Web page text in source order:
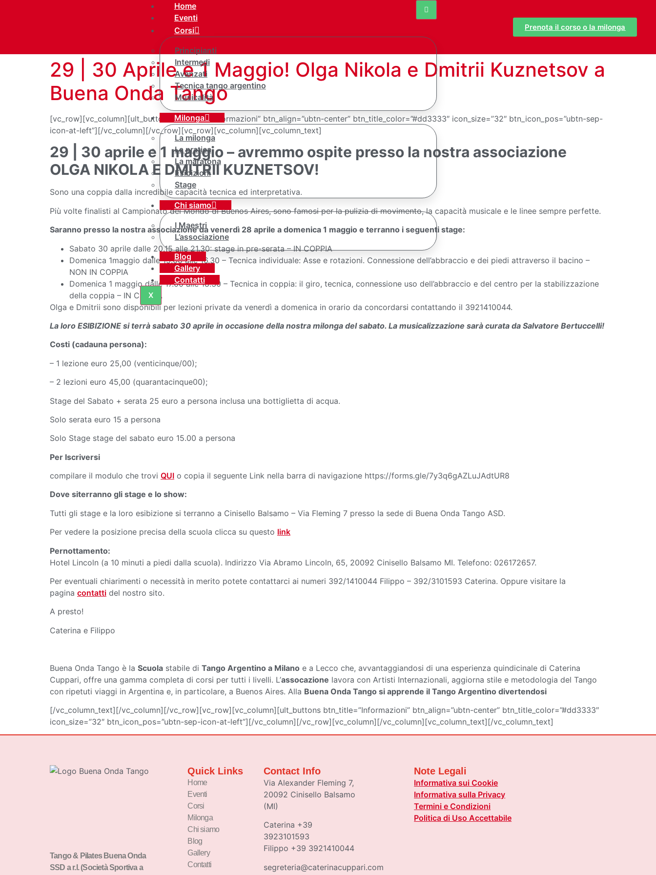
Home
Eventi
Corsi
Principianti
Intermedi
Avanzati
Tecnica tango argentino
Musicalità
Milonga
La milonga
La pratica
La maratona
Esibizioni
Stage
Chi siamo
I Maestri
L’associazione
Blog
Gallery
Contatti
X
Prenota il corso o la milonga
29 | 30 Aprile e 1 Maggio! Olga Nikola e Dmitrii Kuznetsov a
Buena Onda Tango
[vc_row][vc_column][ult_buttons btn_title=”Informazioni” btn_align=”ubtn-center” btn_title_color=”#dd3333″ icon_size=”32″ btn_icon_pos=”ubtn-sep-
icon-at-left”][/vc_column][/vc_row][vc_row][vc_column][vc_column_text]
29 | 30 aprile e 1 maggio – avremmo ospite presso la nostra associazione
OLGA NIKOLA E DMITRII KUZNETSOV!
Sono una coppia dalla incredibile capacità tecnica ed interpretativa.
Più volte finalisti al Campionato del Mondo di Buenos Aires, sono famosi per la pulizia di movimento, la capacità musicale e le linee sempre perfette.
Saranno presso la nostra associazione da venerdì 28 aprile a domenica 1 maggio e terranno i seguenti stage:
Sabato 30 aprile dalle 20.15 alle 21.30: stage in pre-serata – IN COPPIA
Domenica 1maggio dalle 15.00 alle 16.30 – Tecnica individuale: Asse e rotazioni. Connessione dell’abbraccio e dei piedi attraverso il bacino –
NON IN COPPIA
Domenica 1 maggio dalle 17.00 alle 18.30 – Tecnica in coppia: il giro, tecnica, connessione uso dell’abbraccio e del centro per la stabilizzazione
della coppia – IN COPPIA
Olga e Dmitrii sono disponibili per lezioni private da venerdì a domenica in orario da concordarsi contattando il 3921410044.
La loro ESIBIZIONE si terrà sabato 30 aprile in occasione della nostra milonga del sabato. La musicalizzazione sarà curata da Salvatore Bertuccelli!
Costi (cadauna persona):
– 1 lezione euro 25,00 (venticinque/00);
– 2 lezioni euro 45,00 (quarantacinque00);
Stage del Sabato + serata 25 euro a persona inclusa una bottiglietta di acqua.
Solo serata euro 15 a persona
Solo Stage stage del sabato euro 15.00 a persona
Per Iscriversi
compilare il modulo che trovi QUI o copia il seguente Link nella barra di navigazione https://forms.gle/7y3q6gAZLuJAdtUR8
Dove siterranno gli stage e lo show:
Tutti gli stage e la loro esibizione si terranno a Cinisello Balsamo – Via Fleming 7 presso la sede di Buena Onda Tango ASD.
Per vedere la posizione precisa della scuola clicca su questo link
Pernottamento:
Hotel Lincoln (a 10 minuti a piedi dalla scuola). Indirizzo Via Abramo Lincoln, 65, 20092 Cinisello Balsamo MI. Telefono: 026172657.
Per eventuali chiarimenti o necessità in merito potete contattarci ai numeri 392/1410044 Filippo – 392/3101593 Caterina. Oppure visitare la
pagina contatti del nostro sito.
A presto!
Caterina e Filippo
Buena Onda Tango è la Scuola stabile di Tango Argentino a Milano e a Lecco che, avvantaggiandosi di una esperienza quindicinale di Caterina
Cuppari, offre una gamma completa di corsi per tutti i livelli. L’assocazione lavora con Artisti Internazionali, aggiorna stile e metodologia del Tango
con ripetuti viaggi in Argentina e, in particolare, a Buenos Aires. Alla Buena Onda Tango si apprende il Tango Argentino divertendosi
[/vc_column_text][/vc_column][/vc_row][vc_row][vc_column][ult_buttons btn_title=”Informazioni” btn_align=”ubtn-center” btn_title_color=”#dd3333″
icon_size=”32″ btn_icon_pos=”ubtn-sep-icon-at-left”][/vc_column][/vc_row][vc_column][/vc_column][vc_column_text][/vc_column_text]
Tango & Pilates Buena Onda
SSD a r.l. (Società Sportiva a
Quick Links
Home
Eventi
Corsi
Milonga
Chi siamo
Blog
Gallery
Contatti
Contact Info
Via Alexander Fleming 7,
20092 Cinisello Balsamo
(MI)
Caterina +39
3923101593
Filippo +39 3921410044
segreteria@caterinacuppari.com
Note Legali
Informativa sui Cookie
Informativa sulla Privacy
Termini e Condizioni
Politica di Uso Accettabile